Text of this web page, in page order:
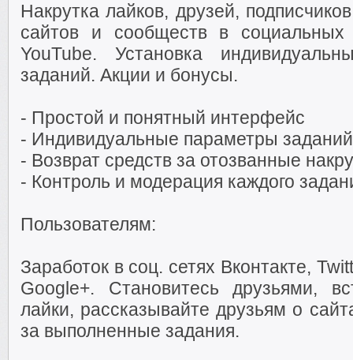
Накрутка лайков, друзей,
сайтов и сообществ в социальных
YouTube. Установка
заданий. Акции и бонусы.
- Простой и понятный интерфейс
- Индивидуальные параметры заданий
- Возврат средств за отозванные
- Контроль и модерация каждого
Пользователям:
Заработок в соц. сетях Вконтакте,
Google+. Становитесь друзьями,
лайки, рассказывайте друзьям о
за выполненные задания.